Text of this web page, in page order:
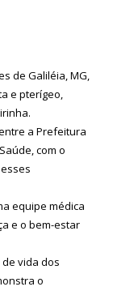
de Galiléia, MG,
e pterígeo,
a Prefeitura
com o
equipe médica
e o bem-estar
vida dos
o